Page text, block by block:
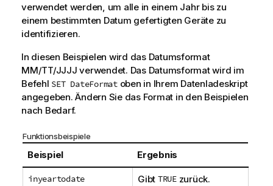
verwendet werden, um alle in einem Jahr bis zu
einem bestimmten Datum gefertigten Geräte zu
identifizieren.
In diesen Beispielen wird das Datumsformat
MM/TT/JJJJ verwendet. Das Datumsformat wird im
Befehl SET DateFormatoben in Ihrem Datenladeskript
angegeben. Ändern Sie das Format in den Beispielen
nach Bedarf.
Funktionsbeispiele
Beispiel Ergebnis
inyeartodate
Gibt TRUEzurück.